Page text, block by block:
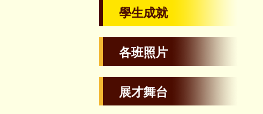
學生成就
各班照片
展才舞台